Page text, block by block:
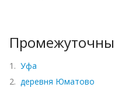
1. Уфа
2. деревня Юматово